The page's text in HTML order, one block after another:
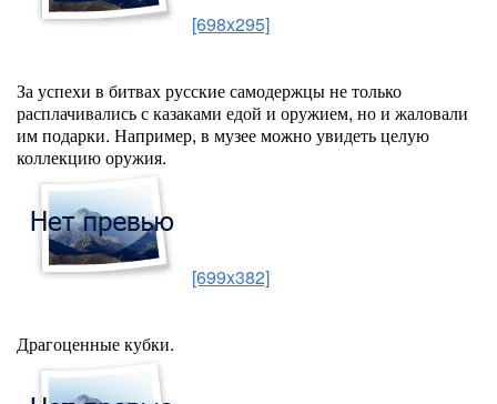
[698x295]
За успехи в битвах русские самодержцы не только
расплачивались с казаками едой и оружием, но и жаловали
им подарки. Например, в музее можно увидеть целую
коллекцию оружия.
[699x382]
Драгоценные кубки.